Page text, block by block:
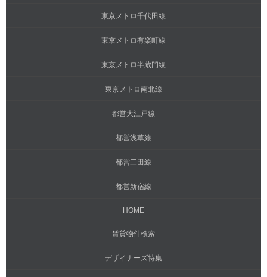
東京メトロ千代田線
東京メトロ有楽町線
東京メトロ半蔵門線
東京メトロ南北線
都営大江戸線
都営浅草線
都営三田線
都営新宿線
HOME
賃貸物件検索
デザイナーズ特集